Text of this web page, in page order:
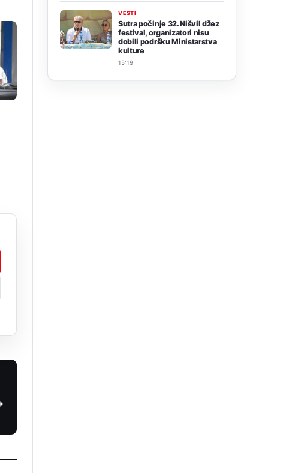
VESTI
Sutra počinje 32. Nišvil džez
festival, organizatori nisu
dobili podršku Ministarstva
kulture
15:19